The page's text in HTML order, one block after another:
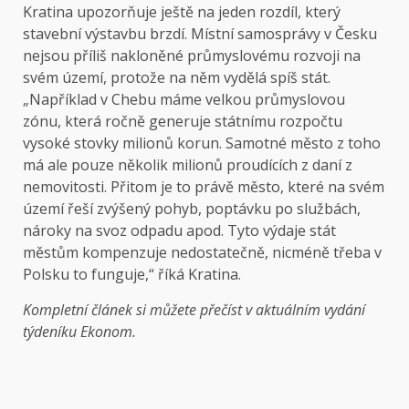
Kratina upozorňuje ještě na jeden rozdíl, který
stavební výstavbu brzdí. Místní samosprávy v Česku
nejsou příliš nakloněné průmyslovému rozvoji na
svém území, protože na něm vydělá spíš stát.
„Například v Chebu máme velkou průmyslovou
zónu, která ročně generuje státnímu rozpočtu
vysoké stovky milionů korun. Samotné město z toho
má ale pouze několik milionů proudících z daní z
nemovitosti. Přitom je to právě město, které na svém
území řeší zvýšený pohyb, poptávku po službách,
nároky na svoz odpadu apod. Tyto výdaje stát
městům kompenzuje nedostatečně, nicméně třeba v
Polsku to funguje,“ říká Kratina.
Kompletní článeksi můžete přečíst v aktuálním vydání
týdeníku Ekonom.